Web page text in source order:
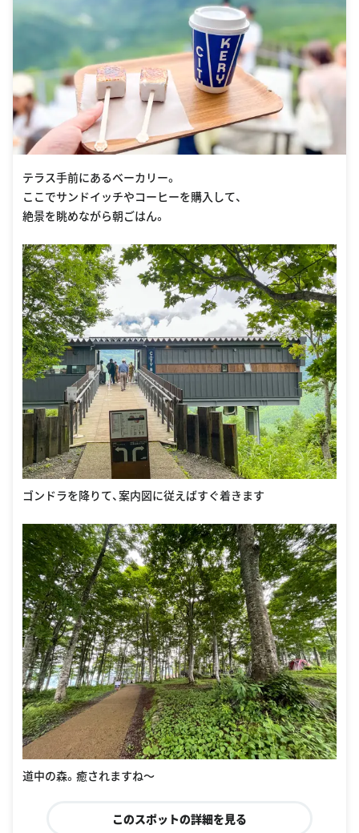
テラス手前にあるベーカリー。
ここでサンドイッチやコーヒーを購入して、
絶景を眺めながら朝ごはん。
ゴンドラを降りて、案内図に従えばすぐ着きます
道中の森。癒されますね〜
このスポットの詳細を見る